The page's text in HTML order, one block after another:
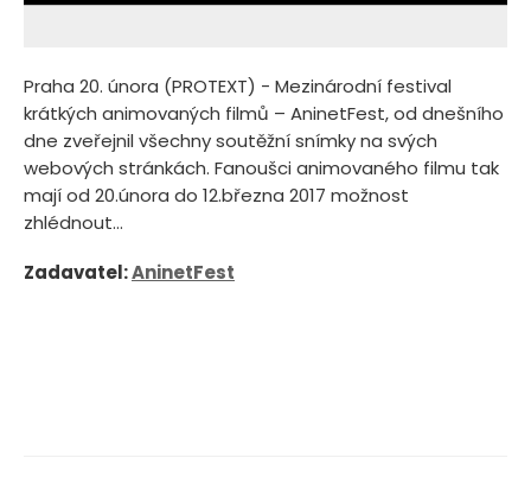
Praha 20. února (PROTEXT) - Mezinárodní festival
krátkých animovaných filmů – AninetFest, od dnešního
dne zveřejnil všechny soutěžní snímky na svých
webových stránkách. Fanoušci animovaného filmu tak
mají od 20.února do 12.března 2017 možnost
zhlédnout...
Zadavatel:AninetFest